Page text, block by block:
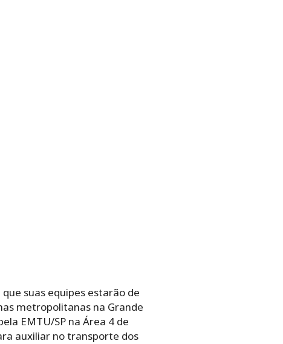
suas equipes estarão de
metropolitanas na Grande
EMTU/SP na Área 4 de
auxiliar no transporte dos